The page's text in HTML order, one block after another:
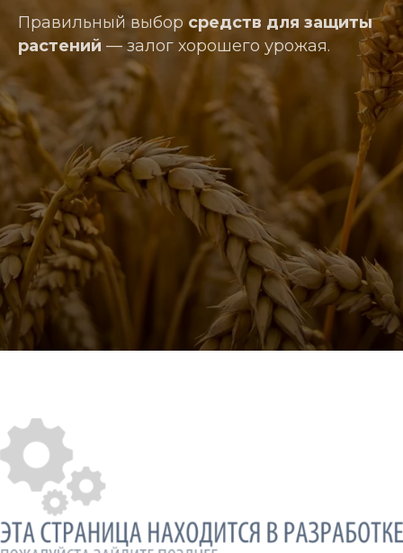
Правильный выбор средств для защиты
растений — залог хорошего урожая.